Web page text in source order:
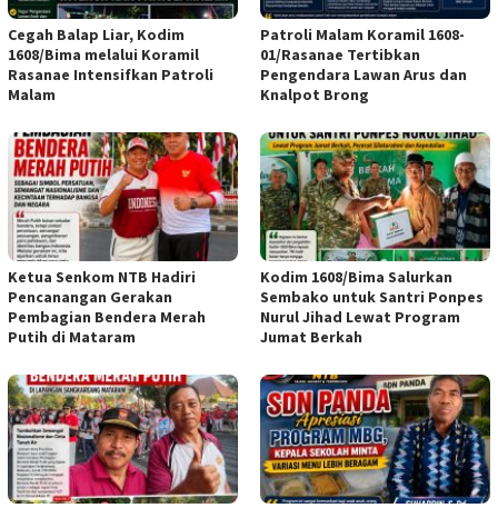
Cegah Balap Liar, Kodim
1608/Bima melalui Koramil
Rasanae Intensifkan Patroli
Malam
Patroli Malam Koramil 1608-
01/Rasanae Tertibkan
Pengendara Lawan Arus dan
Knalpot Brong
Ketua Senkom NTB Hadiri
Pencanangan Gerakan
Pembagian Bendera Merah
Putih di Mataram
Kodim 1608/Bima Salurkan
Sembako untuk Santri Ponpes
Nurul Jihad Lewat Program
Jumat Berkah